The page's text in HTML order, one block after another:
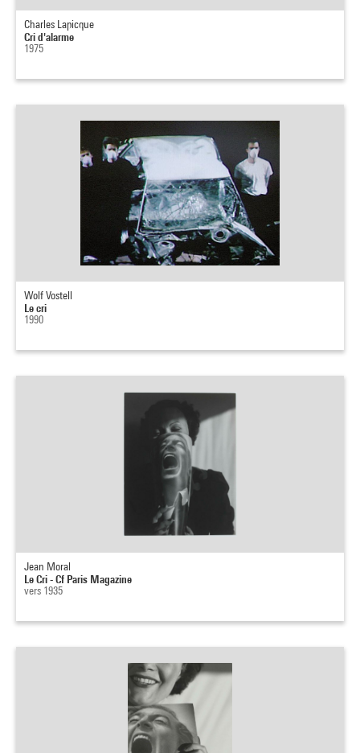
Charles Lapicque
Cri d'alarme
1975
Wolf Vostell
Le cri
1990
Jean Moral
Le Cri - Cf Paris Magazine
vers 1935